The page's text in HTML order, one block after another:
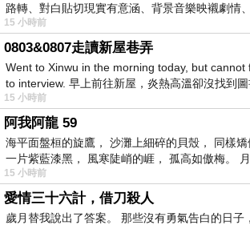
路轉、對白貼切現實有意涵、背景音樂映襯劇情
糊、
15 小時前
0803&0807走讀新屋巷弄
Went to Xinwu in the morning today, but cannot
to interview. 早上前往新屋，炎熱高溫卻沒找到
15 小時前
阿我阿龍 59
海平面盤桓的旋鷹， 沙灘上細碎的貝殼， 同樣
一片紫藍漆黑， 風寒陡峭的崕， 孤高如傲梅。
15 小時前
愛情三十六計，借刀殺人
歲月替我說出了答案。 那些沒有勇氣告白的日子